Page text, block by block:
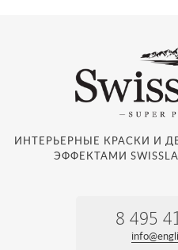
ИНТЕРЬЕРНЫЕ КРАСКИ И
ЭФФЕКТАМИ
8 495